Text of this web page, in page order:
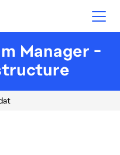
Manager -